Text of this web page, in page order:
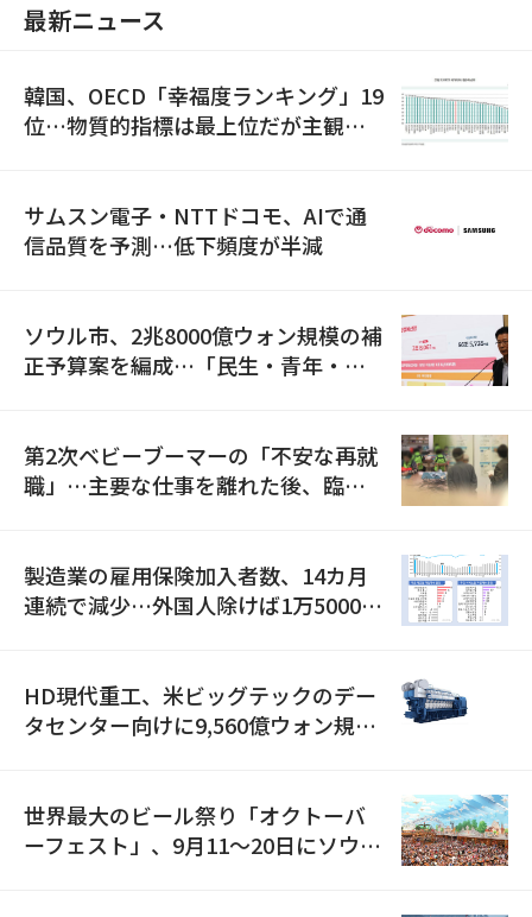
最新ニュース
韓国、OECD「幸福度ランキング」19
位…物質的指標は最上位だが主観的
サムスン電子・NTTドコモ、AIで通
信品質を予測…低下頻度が半減
ソウル市、2兆8000億ウォン規模の補
正予算案を編成…「民生・青年・安
第2次ベビーブーマーの「不安な再就
職」…主要な仕事を離れた後、臨時
製造業の雇用保険加入者数、14カ月
連続で減少…外国人除けば1万5000人
HD現代重工、米ビッグテックのデー
タセンター向けに9,560億ウォン規模
世界最大のビール祭り「オクトーバ
ーフェスト」、9月11〜20日にソウル